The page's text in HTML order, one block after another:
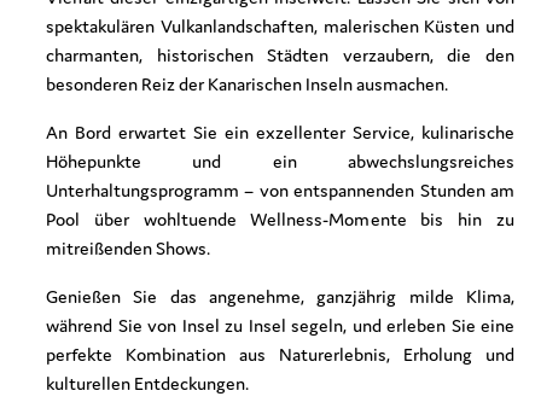
spektakulären Vulkanlandschaften, malerischen Küsten und
charmanten, historischen Städten verzaubern, die den
besonderen Reiz der Kanarischen Inseln ausmachen.
An Bord erwartet Sie ein exzellenter Service, kulinarische
Höhepunkte und ein abwechslungsreiches
Unterhaltungsprogramm – von entspannenden Stunden am
Pool über wohltuende Wellness-Momente bis hin zu
mitreißenden Shows.
Genießen Sie das angenehme, ganzjährig milde Klima,
während Sie von Insel zu Insel segeln, und erleben Sie eine
perfekte Kombination aus Naturerlebnis, Erholung und
kulturellen Entdeckungen.